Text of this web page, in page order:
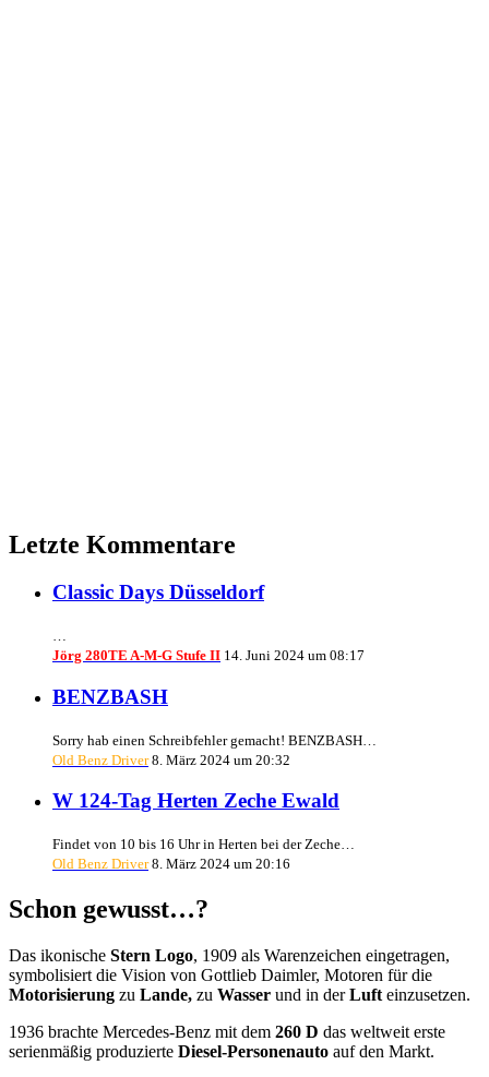
Letzte Kommentare
Classic Days Düsseldorf
…
Jörg 280TE A-M-G Stufe II 14. Juni 2024 um 08:17
BENZBASH
Sorry hab einen Schreibfehler gemacht! BENZBASH…
Old Benz Driver 8. März 2024 um 20:32
W 124-Tag Herten Zeche Ewald
Findet von 10 bis 16 Uhr in Herten bei der Zeche…
Old Benz Driver 8. März 2024 um 20:16
Schon gewusst…?
Das ikonische Stern Logo, 1909 als Warenzeichen eingetragen,
symbolisiert die Vision von Gottlieb Daimler, Motoren für die
Motorisierung zu Lande, zu Wasser und in derLuft einzusetzen.
1936 brachte Mercedes-Benz mit dem 260 D das weltweit erste
serienmäßig produzierte Diesel-Personenauto auf den Markt.